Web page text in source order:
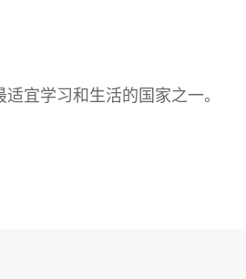
宜学习和生活的国家之一。